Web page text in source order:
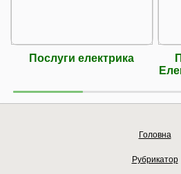
Послуги електрика
Головна
Рубрикатор